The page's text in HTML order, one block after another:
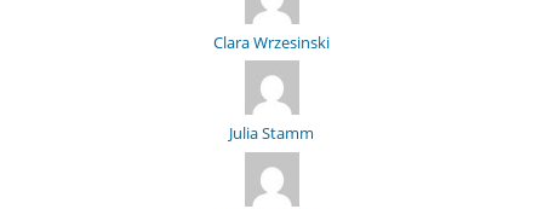
Clara Wrzesinski
Julia Stamm